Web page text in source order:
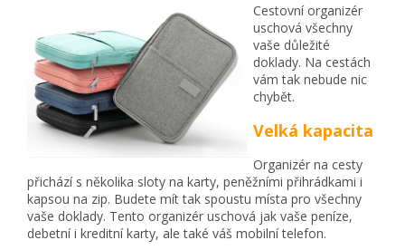
Cestovní organizér
uschová všechny
vaše důležité
doklady. Na cestách
vám tak nebude nic
chybět.
Velká kapacita
Organizér na cesty
přichází s několika sloty na karty, peněžními přihrádkami i
kapsou na zip. Budete mít tak spoustu místa pro všechny
vaše doklady. Tento organizér uschová jak vaše peníze,
debetní i kreditní karty, ale také váš mobilní telefon.